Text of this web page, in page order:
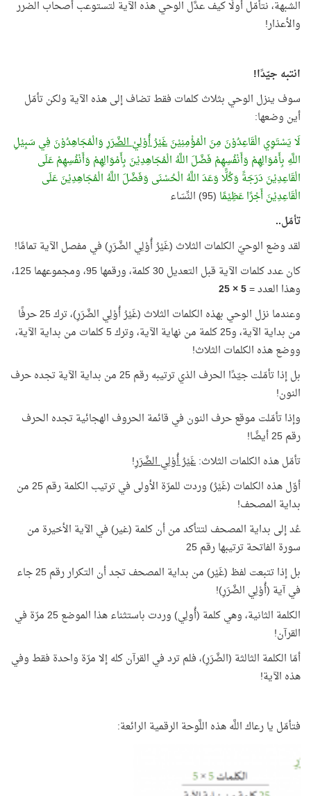
الشبهة، نتأمّل أولًا كيف عدَّل الوحي هذه الآية لتستوعب أصحاب الضرر
والأعذار!
انتبه جيّدًا!
سوف ينزل الوحي بثلاث كلمات فقط تضاف إلى هذه الآية ولكن تأمّل
أين وضعها:
لَا يَسْتَوِي الْقَاعِدُوْنَ مِنَ الْمُؤْمِنِيْنَغَيْرُ أُوْلِيْ الضَّرَرِوَالْمُجَاهِدُوْنَ فِي سَبِيْلِ
اللَّهِ بِأَمْوَالِهِمْ وَأَنْفُسِهِمْ فَضَّلَ اللَّهُ الْمُجَاهِدِيْنَ بِأَمْوَالِهِمْ وَأَنْفُسِهِمْ عَلَى
الْقَاعِدِيْنَ دَرَجَةً وَكُلًّا وَعَدَ اللَّهُ الْحُسْنَى وَفَضَّلَ اللَّهُ الْمُجَاهِدِيْنَ عَلَى
الْقَاعِدِيْنَ أَجْرًا عَظِيْمًا (95) النِّسَاء
تأمّل..
لقد وضع الوحيّ الكلمات الثلاث (غَيْرُ أُوْلِي الضَّرَرِ) في مفصل الآية تمامًا!
كان عدد كلمات الآية قبل التعديل 30 كلمة، ورقمها 95، ومجموعهما 125،
وهذا العدد =5 × 25
وعندما نزل الوحي بهذه الكلمات الثلاث (غَيْرُ أُوْلِي الضَّرَرِ)، ترك 25 حرفًا
من بداية الآية، و25 كلمة من نهاية الآية، وترك 5 كلمات من بداية الآية،
ووضع هذه الكلمات الثلاث!
بل إذا تأمّلت جيّدًا الحرف الذي ترتيبه رقم 25 من بداية الآية تجده حرف
النون!
وإذا تأمّلت موقع حرف النون في قائمة الحروف الهجائية تجده الحرف
رقم 25 أيضًا!
تأمّل هذه الكلمات الثلاث:غَيْرُ أُوْلِي الضَّرَرِ!
أوّل هذه الكلمات (غَيْرُ) وردت للمرّة الأولى في ترتيب الكلمة رقم 25 من
بداية المصحف!
عُد إلى بداية المصحف لتتأكد من أن كلمة (غير) في الآية الأخيرة من
سورة الفاتحة ترتيبها رقم 25
بل إذا تتبعت لفظ (غَيْر) من بداية المصحف تجد أن التكرار رقم 25 جاء
في آية (أُوْلِي الضَّرَرِ)!
الكلمة الثانية، وهي كلمة (أُولِي) وردت باستثناء هذا الموضع 25 مرّة في
القرآن!
أمّا الكلمة الثالثة (الضَّرَرِ)، فلم ترد في القرآن كله إلا مرّة واحدة فقط وفي
هذه الآية!
فتأمّل يا رعاك اللَّه هذه اللَّوحة الرقمية الرائعة: